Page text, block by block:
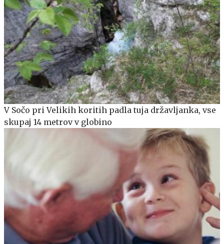
V Sočo pri Velikih koritih padla tuja državljanka, vse
skupaj 14 metrov v globino